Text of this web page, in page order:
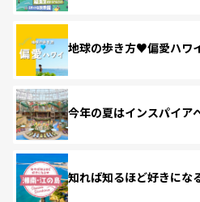
地球の歩き方♥偏愛ハワ
今年の夏はインスパイア
知れば知るほど好きにな